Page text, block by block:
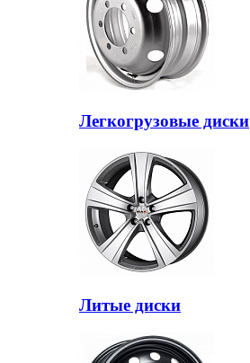
Легкогрузовые диски
Литые диски